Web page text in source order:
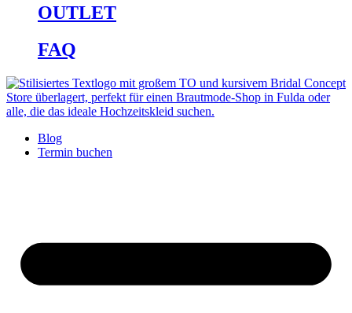
OUTLET
FAQ
Blog
Termin buchen